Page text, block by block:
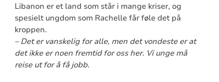
Libanon er et land som står i mange kriser, og
spesielt ungdom som Rachelle får føle det på
kroppen.
– Det er vanskelig for alle, men det vondeste er at
det ikke er noen fremtid for oss her. Vi unge må
reise ut for å få jobb.